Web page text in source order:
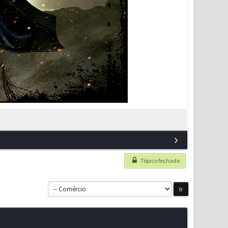
Tópico fechado